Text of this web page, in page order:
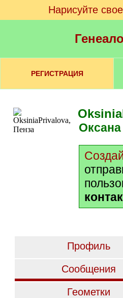
Нарисуйте
РЕГИСТРАЦИЯ
Профиль
Сообщения
Геометки